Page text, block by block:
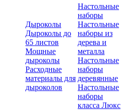
Дыроколы
Дыроколы до
65 листов
Мощные
дыроколы
Расходные
материалы для
дыроколов
Настольные
наборы
Настольные
наборы из
дерева и
металла
Настольные
наборы
деревянные
Настольные
наборы
класса Люкс